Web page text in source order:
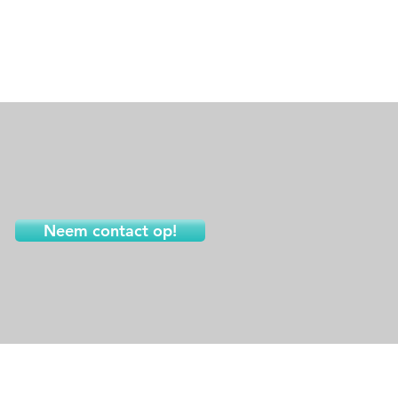
Neem contact op!